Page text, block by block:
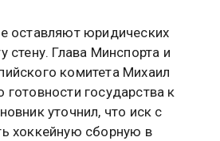
оставляют юридических
стену. Глава Минспорта и
комитета Михаил
государства к
уточнил, что иск с
хоккейную сборную в